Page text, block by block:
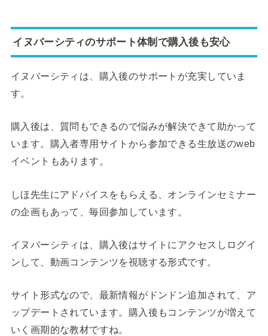
イヌバーシティのサポート体制で購入後も安心
イヌバーシティは、購入後のサポートが充実していま
す。
購入後は、質問もできるので悩みが解決できて助かって
います。購入者専用サイトから参加できる生放送のweb
イベントもあります。
しほ先生にアドバイスをもらえる、オンラインセミナー
の企画もあって、毎回参加しています。
イヌバーシティは、購入後はサイトにアクセスしログイ
ンして、動画コンテンツを視聴する形式です。
サイト形式なので、最新情報がドンドン追加されて、ア
ップデートされています。購入後もコンテンツが増えて
いく画期的な教材ですね。